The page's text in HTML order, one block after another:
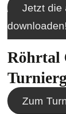
Jetzt die
downloaden!
Röhrtal
Zum